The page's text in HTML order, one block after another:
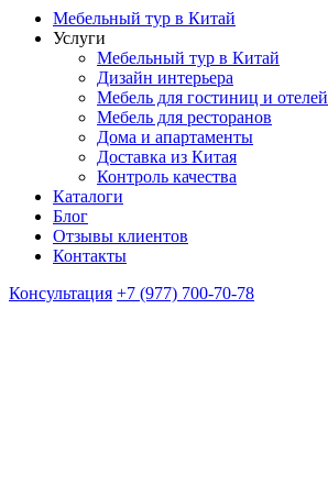
Мебельный тур в Китай
Услуги
Мебельный тур в Китай
Дизайн интерьера
Мебель для гостиниц и отелей
Мебель для ресторанов
Дома и апартаменты
Доставка из Китая
Контроль качества
Каталоги
Блог
Отзывы клиентов
Контакты
Консультация +7 (977) 700-70-78